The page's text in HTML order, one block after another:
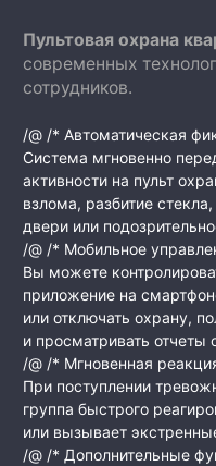
Пультовая охрана
современных
сотрудников.
/@ /* Автоматическая
Система мгновенно
активности на пульт
взлома, разбитие
двери или
/@ /* Мобильное
Вы можете
приложение на
или отключать охрану,
и просматривать отчеты
/@ /* Мгновенная
При поступлении
группа быстрого
или вызывает
/@ /* Дополнительные